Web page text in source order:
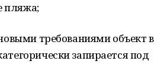
пляжа;
требованиями объект в
запирается под